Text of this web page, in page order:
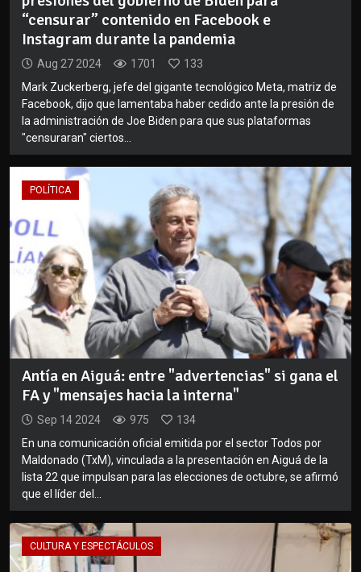
“censurar” contenido en Facebook e
Instagram durante la pandemia
Aug 27 2024 1701
133
Mark Zuckerberg, jefe del gigante tecnológico Meta, matriz de
Facebook, dijo que lamentaba haber cedido ante la presión de
la administración de Joe Biden para que sus plataformas
"censuraran" ciertos...
POLÍTICA
Antía en Aiguá: entre "advertencias" si gana el
FA y "mensajes hacia la interna"
Sep 14 2024 975
134
En una comunicación oficial emitida por el sector Todos por
Maldonado (TxM), vinculada a la presentación en Aiguá de la
lista 22 que impulsan para las elecciones de octubre, se afirmó
que el líder del...
CULTURA Y ESPECTÁCULOS